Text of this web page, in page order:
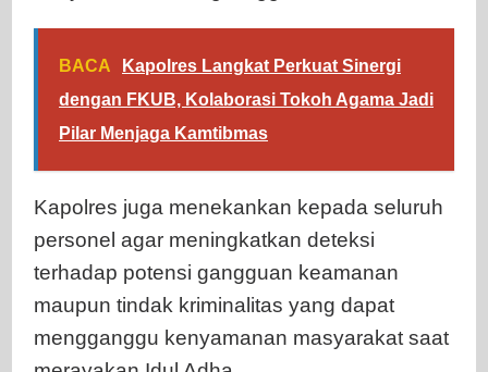
BACA
Kapolres Langkat Perkuat Sinergi
dengan FKUB, Kolaborasi Tokoh Agama Jadi
Pilar Menjaga Kamtibmas
Kapolres juga menekankan kepada seluruh
personel agar meningkatkan deteksi
terhadap potensi gangguan keamanan
maupun tindak kriminalitas yang dapat
mengganggu kenyamanan masyarakat saat